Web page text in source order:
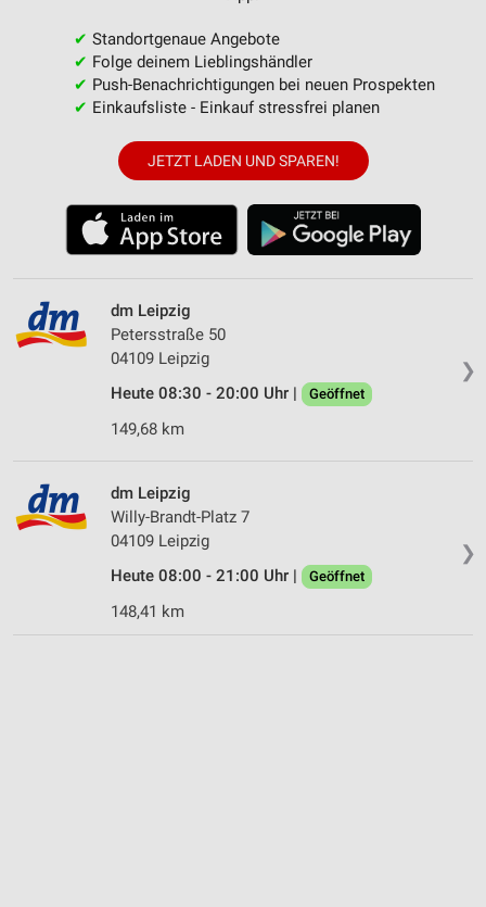
✔ Standortgenaue Angebote
✔ Folge deinem Lieblingshändler
✔ Push-Benachrichtigungen bei neuen Prospekten
✔ Einkaufsliste - Einkauf stressfrei planen
JETZT LADEN UND SPAREN!
❯
dm Leipzig
Petersstraße 50
04109 Leipzig
Heute 08:30 - 20:00 Uhr |
Geöffnet
149,68 km
❯
dm Leipzig
Willy-Brandt-Platz 7
04109 Leipzig
Heute 08:00 - 21:00 Uhr |
Geöffnet
148,41 km